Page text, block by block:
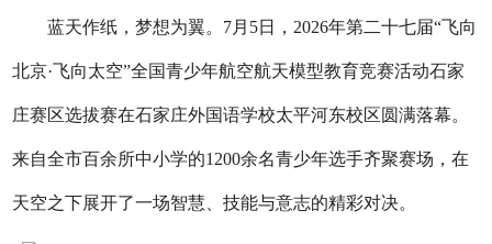
蓝天作纸，梦想为翼。 7月5日，2026年第二十七届“飞向
北京·飞向太空”全国青少年航空航天模型教育竞赛活动石家
庄赛区选拔赛在石家庄外国语学校太平河东校区圆满落幕。
来自全市百余所中小学的1200余名青少年选手齐聚赛场，在
天空之下展开了一场智慧、技能与意志的精彩对决。